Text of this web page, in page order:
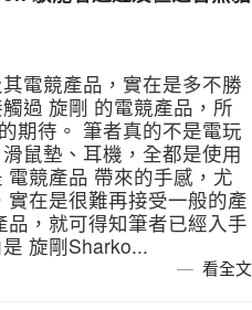
電競產品，實在是多不勝
過 旋剛 的電競產品，所
期待。 筆者真的不是電玩
鼠墊、耳機，全都是使用
競產品 帶來的手感，尤
在是很難再接受一般的產
，就可得知筆者已經入手
旋剛Sharko...
看全文